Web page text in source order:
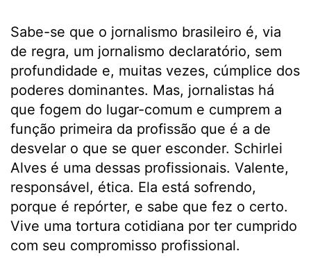
Sabe-se que o jornalismo brasileiro é, via
de regra, um jornalismo declaratório, sem
profundidade e, muitas vezes, cúmplice dos
poderes dominantes. Mas, jornalistas há
que fogem do lugar-comum e cumprem a
função primeira da profissão que é a de
desvelar o que se quer esconder. Schirlei
Alves é uma dessas profissionais. Valente,
responsável, ética. Ela está sofrendo,
porque é repórter, e sabe que fez o certo.
Vive uma tortura cotidiana por ter cumprido
com seu compromisso profissional.